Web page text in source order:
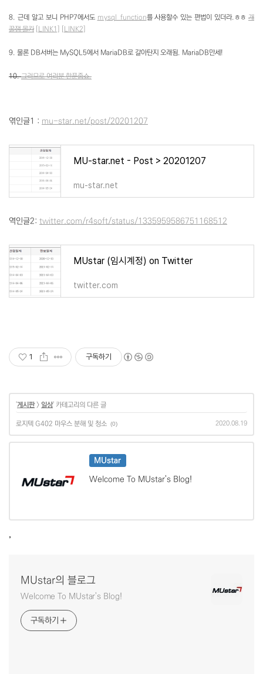
8. 근데 알고 보니 PHP7에서도 mysql_function를 사용할수 있는 편법이 있더라.ㅎㅎ 개
꿀잼 몰카
[LINK1] [LINK2]
9. 물론 DB서버는 MySQL5에서 MariaDB로 갈아탄지 오래됨. MariaDB만세!
10.그러므로 여러분 한푼줍쇼.
엮인글1 : mu-star.net/post/20201207
MU-star.net - Post > 20201207
mu-star.net
역인글2: twitter.com/r4soft/status/1335959586751168512
MUstar (임시계정) on Twitter
twitter.com
1 구독하기
'게시판> 일상' 카테고리의 다른 글
로지텍 G402 마우스 분해 및 청소 (0) 2020.08.19
MUstar
Welcome To MUstar's Blog!
,
MUstar의 블로그
Welcome To MUstar's Blog!
구독하기